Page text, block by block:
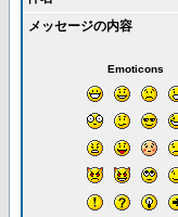
メッセージの内容
Emoticons